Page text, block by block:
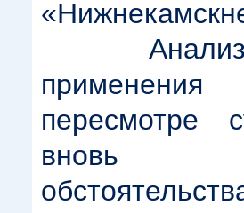
пересмотре
вновь